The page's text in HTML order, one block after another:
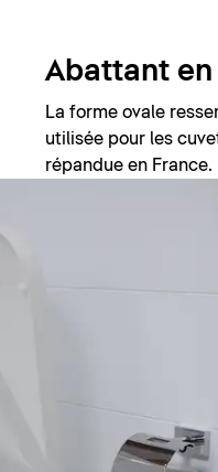
Abattant
La forme ovale
utilisée pour les
répandue en France.